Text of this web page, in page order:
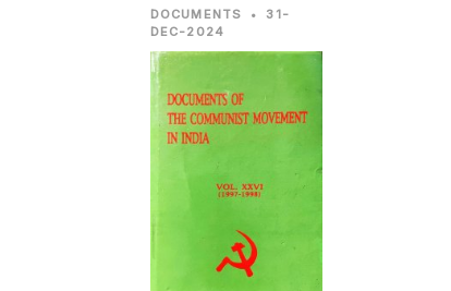
DOCUMENTS •
31-
DEC-2024